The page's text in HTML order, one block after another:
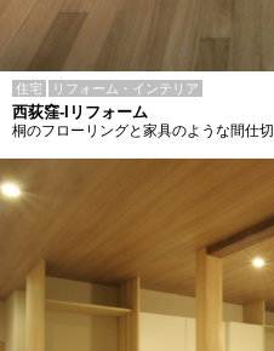
住宅 リフォーム・インテリア
西荻窪-Iリフォーム
桐のフローリングと家具のような間仕切